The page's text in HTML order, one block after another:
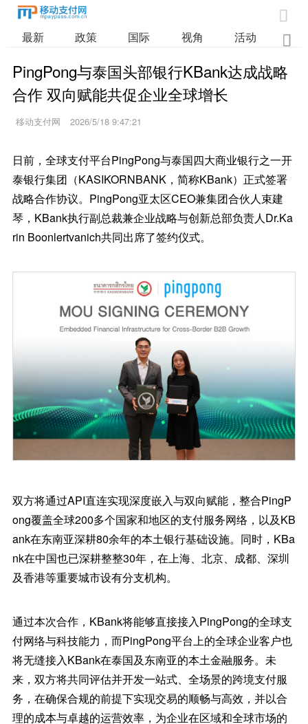

最新 政策 国际 视角 活动 业

PingPong与泰国头部银行KBank达成战略
合作 双向赋能共促企业全球增长
移动支付网 2026/5/18 9:47:21
日前，全球支付平台PingPong与泰国四大商业银行之一开
泰银行集团（KASIKORNBANK，简称KBank）正式签署
战略合作协议。PingPong亚太区CEO兼集团合伙人束建
琴，KBank执行副总裁兼企业战略与创新总部负责人Dr.Ka
rin Boonlertvanich共同出席了签约仪式。
双方将通过API直连实现深度嵌入与双向赋能，整合PingP
ong覆盖全球200多个国家和地区的支付服务网络，以及KB
ank在东南亚深耕80余年的本土银行基础设施。同时，KBa
nk在中国也已深耕整整30年，在上海、北京、成都、深圳
及香港等重要城市设有分支机构。
通过本次合作，KBank将能够直接接入PingPong的全球支
付网络与科技能力，而PingPong平台上的全球企业客户也
将无缝接入KBank在泰国及东南亚的本土金融服务。未
来，双方将共同评估并开发一站式、全场景的跨境支付服
务，在确保合规的前提下实现交易的顺畅与高效，并以合
理的成本与卓越的运营效率，为企业在区域和全球市场的